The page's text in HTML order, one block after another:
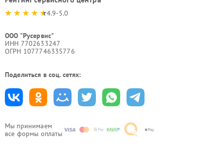
Мы принимаем
все формы оплаты
4.9-5.0
ООО "Русервис"
ИНН 7702633247
ОГРН 1077746335776
Поделиться в соц. сетях: